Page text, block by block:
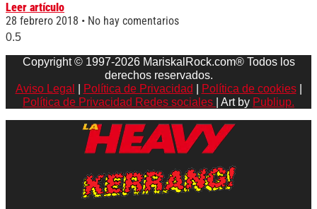
Leer artículo
28 febrero 2018
No hay comentarios
Copyright © 1997-2026 MariskalRock.com® Todos los
derechos reservados.
Aviso Legal
Política de Privacidad Política de cookies|
Política de Privacidad Redes sociales
| Art by Publiup.